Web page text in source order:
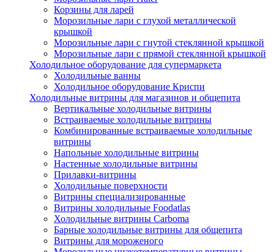
Корзины для ларей
Морозильные лари с глухой металлической
крышкой
Морозильные лари с гнутой стеклянной крышкой
Морозильные лари с прямой стеклянной крышкой
Холодильное оборудование для супермаркета
Холодильные ванны
Холодильное оборудование Криспи
Холодильные витрины для магазинов и общепита
Вертикальные холодильные витрины
Встраиваемые холодильные витрины
Комбинированные встраиваемые холодильные
витрины
Напольные холодильные витрины
Настенные холодильные витрины
Прилавки-витрины
Холодильные поверхности
Витрины специализированные
Витрины холодильные Foodatlas
Холодильные витрины Carboma
Барные холодильные витрины для общепита
Витрины для мороженого